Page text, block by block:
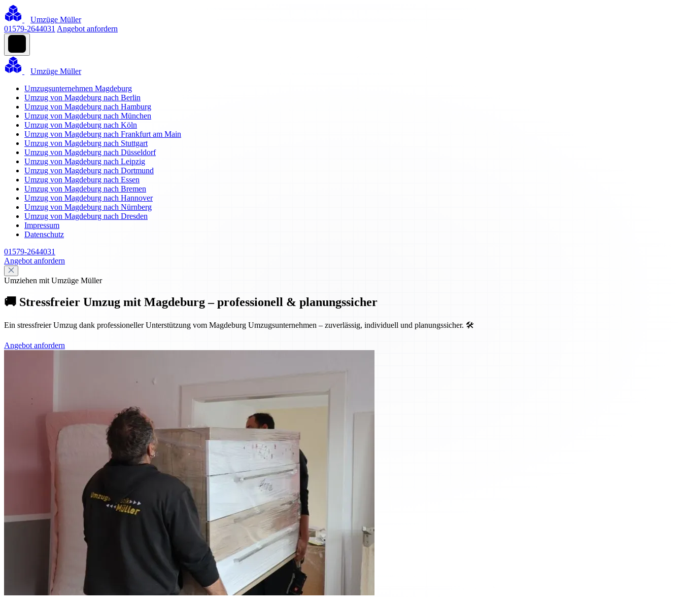
Umzüge Müller
01579-2644031 Angebot anfordern
Umzüge Müller
Umzugsunternehmen Magdeburg
Umzug von Magdeburg nach Berlin
Umzug von Magdeburg nach Hamburg
Umzug von Magdeburg nach München
Umzug von Magdeburg nach Köln
Umzug von Magdeburg nach Frankfurt am Main
Umzug von Magdeburg nach Stuttgart
Umzug von Magdeburg nach Düsseldorf
Umzug von Magdeburg nach Leipzig
Umzug von Magdeburg nach Dortmund
Umzug von Magdeburg nach Essen
Umzug von Magdeburg nach Bremen
Umzug von Magdeburg nach Hannover
Umzug von Magdeburg nach Nürnberg
Umzug von Magdeburg nach Dresden
Impressum
Datenschutz
01579-2644031
Angebot anfordern
Umziehen mit Umzüge Müller
🚚 Stressfreier Umzug mit Magdeburg – professionell & planungssicher
Ein stressfreier Umzug dank professioneller Unterstützung vom Magdeburg Umzugsunternehmen – zuverlässig, individuell und planungssicher. 🛠️
Angebot anfordern